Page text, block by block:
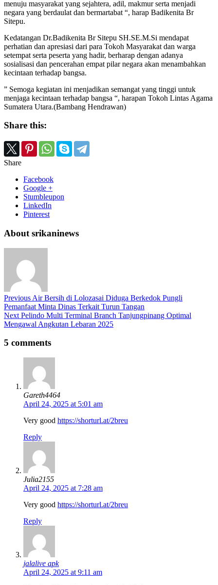
menuju masyarakat yang sejahtera, adil, makmur serta menjadi
negara yang berdaulat dan bermartabat “, harap Badikenita Br
Sitepu.
Kedatangan Dr.Badikenita Br Sitepu SH.SE.M.Si mendapat
perhatian dan apresiasi dari para Tokoh Masyarakat dan warga
setempat serta peserta yang hadir, berharap dengan adanya
sosialisasi dan pencerahan empat pilar negara akan menambahkan
kecintaan terhadap bangsa.
” Semoga kegiatan ini menjadikan semangat yang tinggi untuk
menjaga kecintaan terhadap bangsa “, harapan Tokoh Lintas Agama
Sumatera Utara.(Bambang Hendrawan)
Share this:
Share
Facebook
Google +
Stumbleupon
LinkedIn
Pinterest
About srikaninews
Previous Air Bersih di Lolozasai Diduga Berkedok Pungli
Pemanfaat Minta Dinas Terkait Turun Tangan
Next Pelindo Multi Terminal Branch Tanjungpinang Optimal
Mengawal Angkutan Lebaran 2025
5 comments
Gareth4464
April 24, 2025 at 5:01 am
Very good https://shorturl.at/2breu
Reply
Julia2155
April 24, 2025 at 7:28 am
Very good https://shorturl.at/2breu
Reply
jalalive apk
April 24, 2025 at 9:11 am